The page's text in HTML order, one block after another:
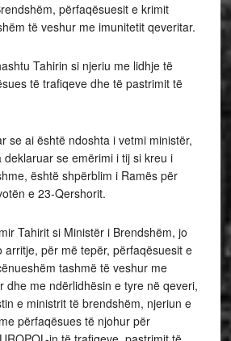
përfaqësuesit e krimit
të veshur me imunitetit qeveritar.
Tahirin si njeriu me lidhje të
të trafiqeve dhe të pastrimit të
se ai është ndoshta i vetmi ministër,
se emërimi i tij si kreu i
është shpërblim i Ramës për
e 23-Qershorit.
Tahirit si Ministër i Brendshëm, jo
arritje, për më tepër, përfaqësuesit e
tashmë të veshur me
dhe me ndërlidhësin e tyre në qeveri,
e ministrit të brendshëm, njeriun e
përfaqësues të njohur për